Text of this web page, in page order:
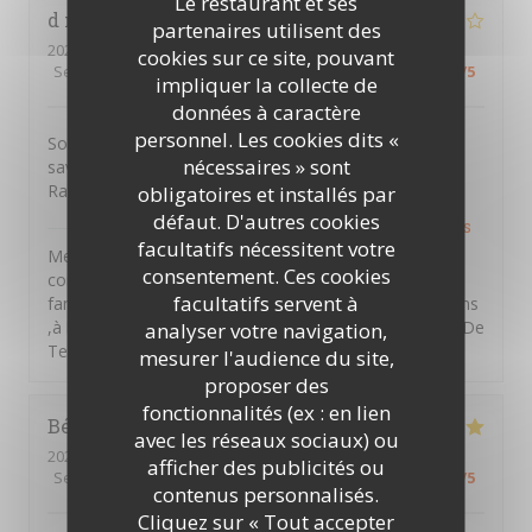
partenaires utilisent des
cookies sur ce site, pouvant
impliquer la collecte de
données à caractère
personnel. Les cookies dits «
nécessaires » sont
obligatoires et installés par
défaut. D'autres cookies
facultatifs nécessitent votre
consentement. Ces cookies
facultatifs servent à
analyser votre navigation,
mesurer l'audience du site,
proposer des
fonctionnalités (ex : en lien
avec les réseaux sociaux) ou
afficher des publicités ou
contenus personnalisés.
Cliquez sur « Tout accepter
d mikael
2026-07-22
- 19:15 - Couverts 4
Service
/5 Ambiance: 4/5 Cuisine 4/5 Qualité / Prix /5
Soirée très agréable en semaine. Plats originaux et
savoureux. Un service plein de jeunesse et de vécu.
Rapport qualité prix honnête. À découvrir.
PTITS VENTRES DE TERRE a répondu à cet avis
Merci Mikael d'avoir pris le temps de laisser un
commentaire ,nous souhaitons vous retrouver en
famille entre amis et partager des moments d'émotions
,à la vendéennes . A bientôt au sein des P'tits Ventres De
Terre. Amitiés Vendéennes
Béatrice A
2026-07-13
- 20:00 - Couverts 2
Service
Ambiance :5/5 Cuisine:5/5 Qualité / Prix /5